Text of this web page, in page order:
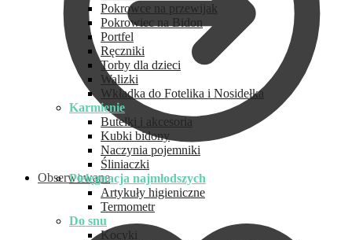
Obserwowane
Pokrowce na przewijak
Pokrowiec na Bidon
Portfel
Ręczniki
Torby dla dzieci
Walizki
Wkładka do Fotelika i Nosidełka
Karmienie
Butelki i akcesoria
Kubki bidony
Naczynia pojemniki
Śliniaczki
Pielęgnacja najmłodszych
Artykuły higieniczne
Termometr
Do snu
Kocyki